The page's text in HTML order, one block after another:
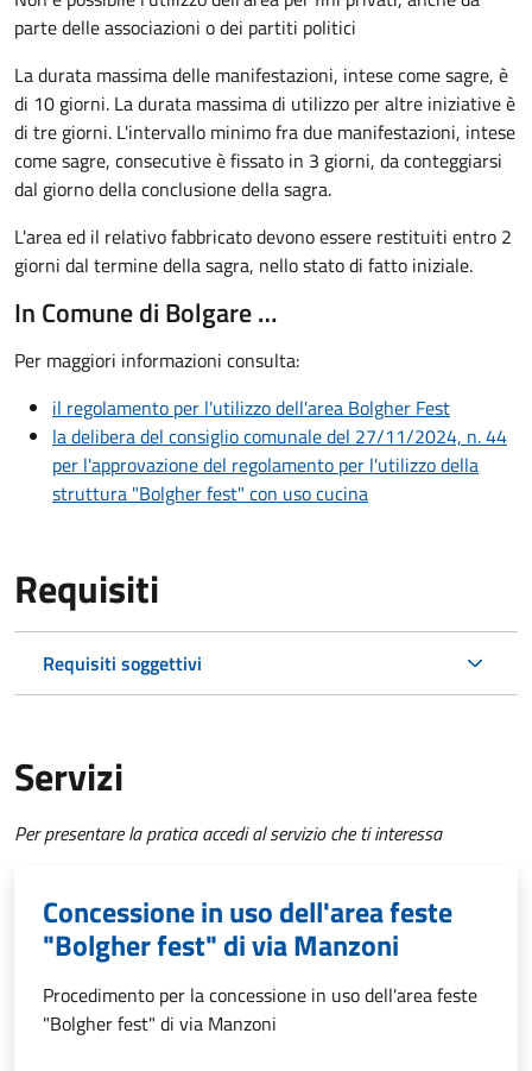
parte delle associazioni o dei partiti politici
La durata massima delle manifestazioni, intese come sagre, è
di 10 giorni. La durata massima di utilizzo per altre iniziative è
di tre giorni. L'intervallo minimo fra due manifestazioni, intese
come sagre, consecutive è fissato in 3 giorni, da conteggiarsi
dal giorno della conclusione della sagra.
L'area ed il relativo fabbricato devono essere restituiti entro 2
giorni dal termine della sagra, nello stato di fatto iniziale.
In Comune di Bolgare …
Per maggiori informazioni consulta:
il regolamento per l'utilizzo dell'area Bolgher Fest
la delibera del consiglio comunale del 27/11/2024, n. 44
per l'approvazione del regolamento per l'utilizzo della
struttura "Bolgher fest" con uso cucina
Requisiti
Requisiti soggettivi
Servizi
Per presentare la pratica accedi al servizio che ti interessa
Concessione in uso dell'area feste
"Bolgher fest" di via Manzoni
Procedimento per la concessione in uso dell'area feste
"Bolgher fest" di via Manzoni